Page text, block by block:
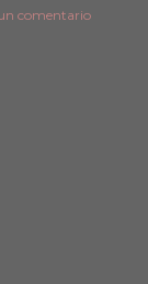
comentario